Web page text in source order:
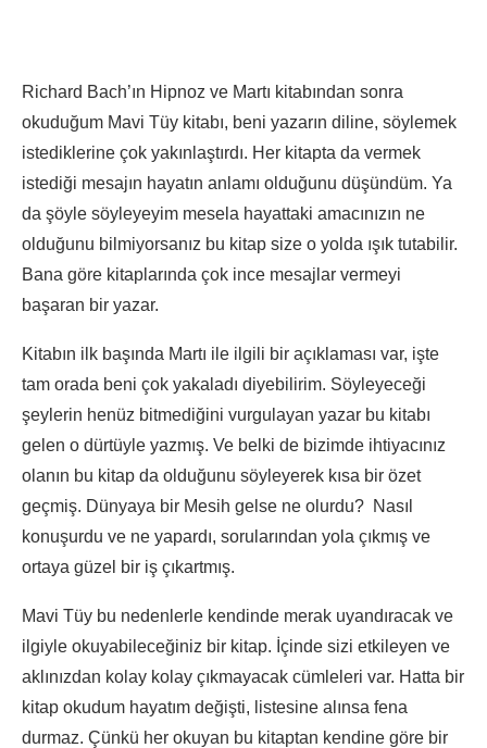
Richard Bach’ın Hipnoz ve Martı kitabından sonra
okuduğum Mavi Tüy kitabı, beni yazarın diline, söylemek
istediklerine çok yakınlaştırdı. Her kitapta da vermek
istediği mesajın hayatın anlamı olduğunu düşündüm. Ya
da şöyle söyleyeyim mesela hayattaki amacınızın ne
olduğunu bilmiyorsanız bu kitap size o yolda ışık tutabilir.
Bana göre kitaplarında çok ince mesajlar vermeyi
başaran bir yazar.
Kitabın ilk başında Martı ile ilgili bir açıklaması var, işte
tam orada beni çok yakaladı diyebilirim. Söyleyeceği
şeylerin henüz bitmediğini vurgulayan yazar bu kitabı
gelen o dürtüyle yazmış. Ve belki de bizimde ihtiyacınız
olanın bu kitap da olduğunu söyleyerek kısa bir özet
geçmiş. Dünyaya bir Mesih gelse ne olurdu? Nasıl
konuşurdu ve ne yapardı, sorularından yola çıkmış ve
ortaya güzel bir iş çıkartmış.
Mavi Tüy bu nedenlerle kendinde merak uyandıracak ve
ilgiyle okuyabileceğiniz bir kitap. İçinde sizi etkileyen ve
aklınızdan kolay kolay çıkmayacak cümleleri var. Hatta bir
kitap okudum hayatım değişti, listesine alınsa fena
durmaz. Çünkü her okuyan bu kitaptan kendine göre bir